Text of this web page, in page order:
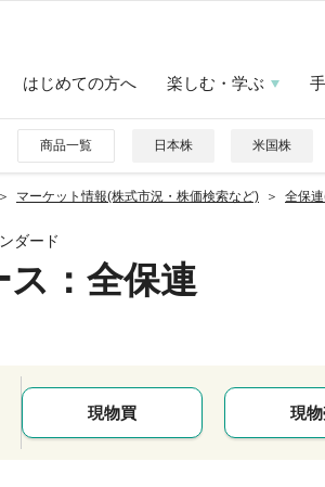
はじめての方へ 楽しむ・学ぶ
商品一覧 日本株 米国株
マーケット情報(株式市況・株価検索など) 全保
ダード
ス ：全保連
現物買 現